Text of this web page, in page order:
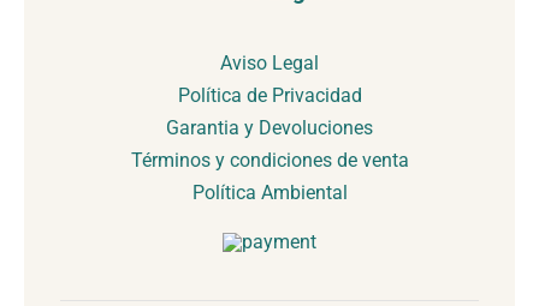
Aviso Legal
Política de Privacidad
Garantia y Devoluciones
Términos y condiciones de venta
Política Ambiental